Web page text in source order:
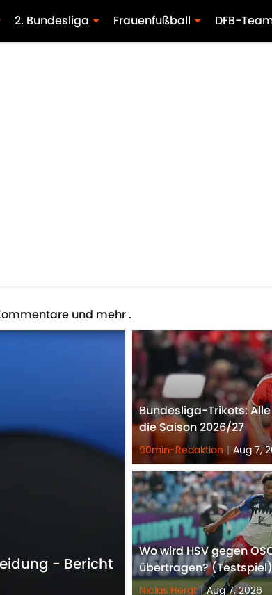
2. Bundesliga Frauenfußball DFB-
und mehr .
- Bericht
Bundesliga-Trikots:
die Saison 2026/27
90min-Redaktion | Aug 7,
Wo wird HSV gegen
übertragen? (Testspiel)
Niclas Hergt | Aug 7, 2026